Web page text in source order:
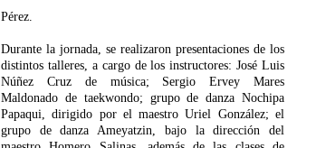
Pérez.
Durante la jornada, se realizaron presentaciones de los
distintos talleres, a cargo de los instructores: José Luis
Núñez Cruz de música; Sergio Ervey Mares
Maldonado de taekwondo; grupo de danza Nochipa
Papaqui, dirigido por el maestro Uriel González; el
grupo de danza Ameyatzin, bajo la dirección del